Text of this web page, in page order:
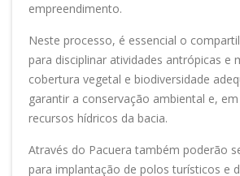
empreendimento.
Neste processo, é essencial o
para disciplinar atividades antrópicas e
cobertura vegetal e biodiversidade
garantir a conservação ambiental e,
recursos hídricos da bacia.
Através do Pacuera também poderão
para implantação de polos turísticos e